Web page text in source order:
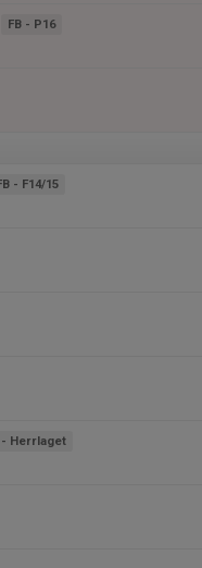
FB - P16
- F14/15
- Herrlaget